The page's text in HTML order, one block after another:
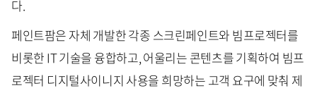
다.
페인트팜은 자체 개발한 각종 스크린페인트와 빔프로젝터를
비롯한 IT 기술을 융합하고, 어울리는 콘텐츠를 기획하여 빔프
로젝터 디지털사이니지 사용을 희망하는 고객 요구에 맞춰 제